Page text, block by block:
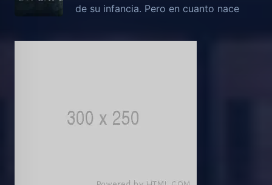
de su infancia. Pero en cuanto nace